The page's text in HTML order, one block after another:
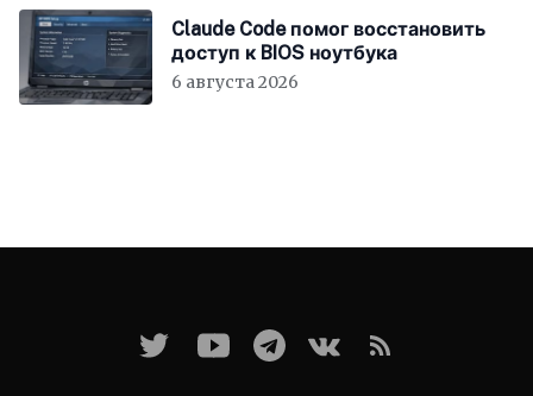
Claude Code помог восстановить
доступ к BIOS ноутбука
6 августа 2026